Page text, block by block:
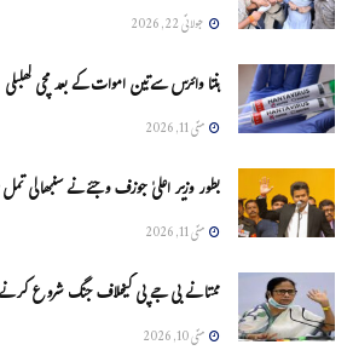
جولائی 22, 2026
ہنتا وائرس سےتین اموات کے بعد مچی کھلبلی
مئی 11, 2026
بطور وزیر اعلیٰ جوزف وجئے نے سنبھالی تمل
مئی 11, 2026
ممتا نے بی جے پی کیخلاف جنگ شروع کرنے
مئی 10, 2026